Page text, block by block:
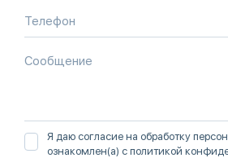
Я даю согласие на обработку
ознакомлен(а) с политикой